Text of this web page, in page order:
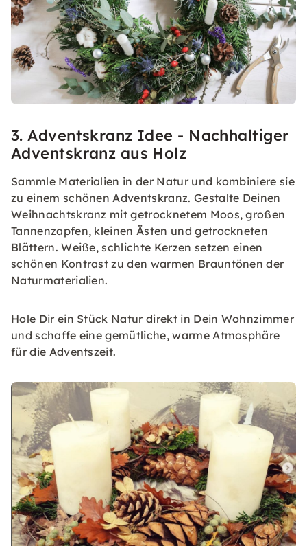
3. Adventskranz Idee - Nachhaltiger
Adventskranz aus Holz
Sammle Materialien in der Natur und kombiniere sie
zu einem schönen Adventskranz. Gestalte Deinen
Weihnachtskranz mit getrocknetem Moos, großen
Tannenzapfen, kleinen Ästen und getrockneten
Blättern. Weiße, schlichte Kerzen setzen einen
schönen Kontrast zu den warmen Brauntönen der
Naturmaterialien.
Hole Dir ein Stück Natur direkt in Dein Wohnzimmer
und schaffe eine gemütliche, warme Atmosphäre
für die Adventszeit.